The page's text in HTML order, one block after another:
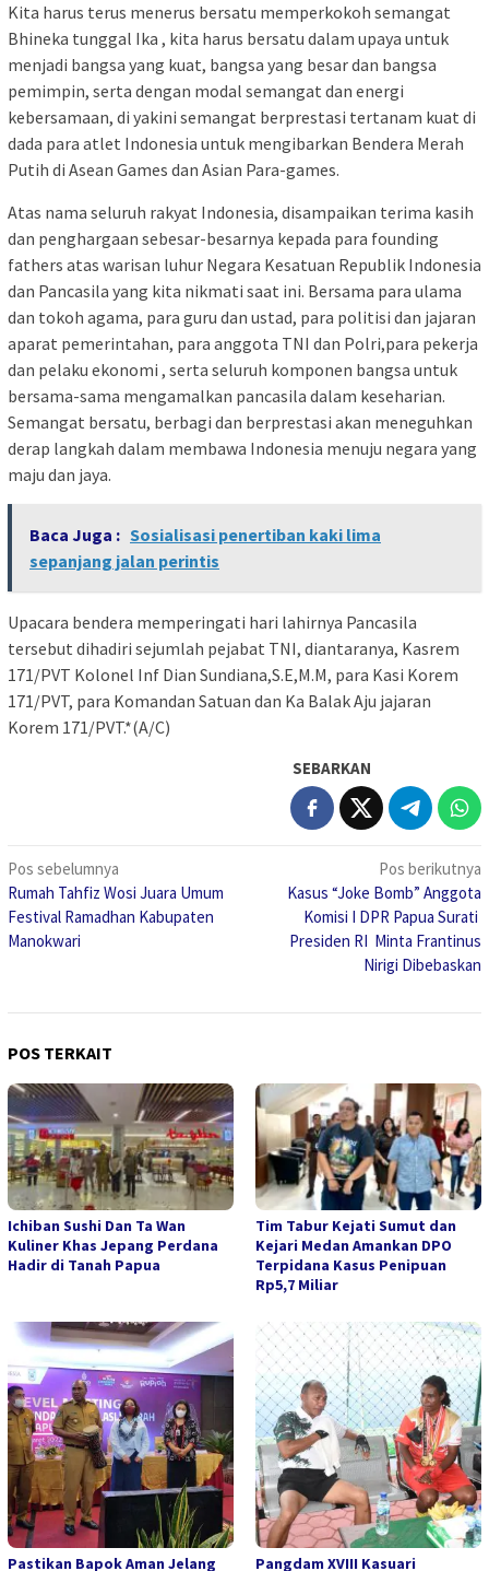
Kita harus terus menerus bersatu memperkokoh semangat
Bhineka tunggal Ika , kita harus bersatu dalam upaya untuk
menjadi bangsa yang kuat, bangsa yang besar dan bangsa
pemimpin, serta dengan modal semangat dan energi
kebersamaan, di yakini semangat berprestasi tertanam kuat di
dada para atlet Indonesia untuk mengibarkan Bendera Merah
Putih di Asean Games dan Asian Para-games.
Atas nama seluruh rakyat Indonesia, disampaikan terima kasih
dan penghargaan sebesar-besarnya kepada para founding
fathers atas warisan luhur Negara Kesatuan Republik Indonesia
dan Pancasila yang kita nikmati saat ini. Bersama para ulama
dan tokoh agama, para guru dan ustad, para politisi dan jajaran
aparat pemerintahan, para anggota TNI dan Polri,para pekerja
dan pelaku ekonomi , serta seluruh komponen bangsa untuk
bersama-sama mengamalkan pancasila dalam keseharian.
Semangat bersatu, berbagi dan berprestasi akan meneguhkan
derap langkah dalam membawa Indonesia menuju negara yang
maju dan jaya.
Baca Juga : Sosialisasi penertiban kaki lima
sepanjang jalan perintis
Upacara bendera memperingati hari lahirnya Pancasila
tersebut dihadiri sejumlah pejabat TNI, diantaranya, Kasrem
171/PVT Kolonel Inf Dian Sundiana,S.E,M.M, para Kasi Korem
171/PVT, para Komandan Satuan dan Ka Balak Aju jajaran
Korem 171/PVT.*(A/C)
SEBARKAN
Navigasi
pos
Pos sebelumnya
Rumah Tahfiz Wosi Juara Umum
Festival Ramadhan Kabupaten
Manokwari
Pos berikutnya
Kasus “Joke Bomb” Anggota
Komisi I DPR Papua Surati
Presiden RI Minta Frantinus
Nirigi Dibebaskan
POS TERKAIT
Ichiban Sushi Dan Ta Wan
Kuliner Khas Jepang Perdana
Hadir di Tanah Papua
Tim Tabur Kejati Sumut dan
Kejari Medan Amankan DPO
Terpidana Kasus Penipuan
Rp5,7 Miliar
Pastikan Bapok Aman Jelang Pangdam XVIII Kasuari